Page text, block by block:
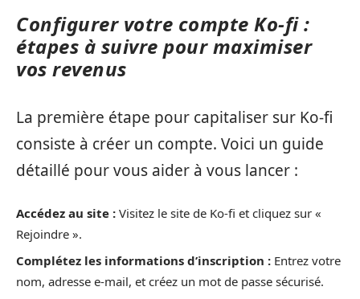
Configurer votre compte Ko-fi :
étapes à suivre pour maximiser
vos revenus
La première étape pour capitaliser sur Ko-fi
consiste à créer un compte. Voici un guide
détaillé pour vous aider à vous lancer :
Accédez au site : Visitez le site de Ko-fi et cliquez sur «
Rejoindre ».
Complétez les informations d’inscription : Entrez votre
nom, adresse e-mail, et créez un mot de passe sécurisé.